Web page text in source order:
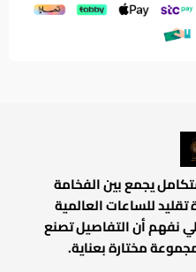
يجمع بين الفخامة
للساعات العالمية
نفهم أن التفاصيل تصنع
مختارة بعناية.